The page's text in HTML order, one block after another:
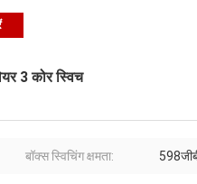
3 कोर स्विच
बॉक्स स्विचिंग क्षमता: